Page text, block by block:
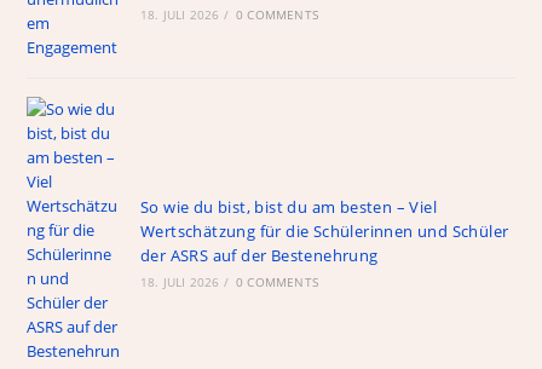
18. JULI 2026 / 0 COMMENTS
So wie du bist, bist du am besten – Viel
Wertschätzung für die Schülerinnen und Schüler
der ASRS auf der Bestenehrung
18. JULI 2026 / 0 COMMENTS